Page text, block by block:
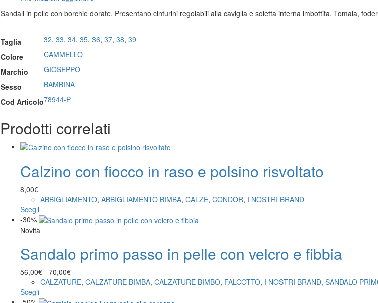
velcro
Sandali in pelle con borchie dorate. Presentano cinturini regolabili alla caviglia e soletta interna imbottita. Tomaia,
Taglia 32, 33, 34, 35, 36, 37, 38, 39
Colore
CAMMELLO
Marchio
GIOSEPPO
Sesso
BAMBINA
Cod Articolo78944-P
Prodotti correlati
Calzino con fiocco in raso e polsino risvoltato
8,00€
ABBIGLIAMENTO, ABBIGLIAMENTO BIMBA, CALZE, CÒNDOR, I NOSTRI BRAND
ScegliQuesto
prodotto
ha
varianti.
Le
opzioni
possono
essere
scelte
-30%
Novità
Sandalo primo passo in pelle con velcro e fibbia
56,00€ - 70,00€Fascia
di
CALZATURE, CALZATURE BIMBA, CALZATURE BIMBO, FALCOTTO, I NOSTRI BRAND, SANDALO
ScegliQuesto